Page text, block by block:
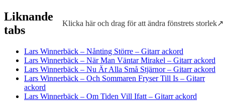
Klicka här och drag för att ändra fönstrets storlek↗
Tabs och ackord för både bas och gitarr
Liknande
tabs
Lars Winnerbäck – Nånting Större – Gitarr ackord
Lars Winnerbäck – När Man Väntar Mirakel – Gitarr ackord
Lars Winnerbäck – Nu Är Alla Små Stjärnor – Gitarr ackord
Lars Winnerbäck – Och Sommaren Fryser Till Is – Gitarr
ackord
Lars Winnerbäck – Om Tiden Vill Ifatt – Gitarr ackord